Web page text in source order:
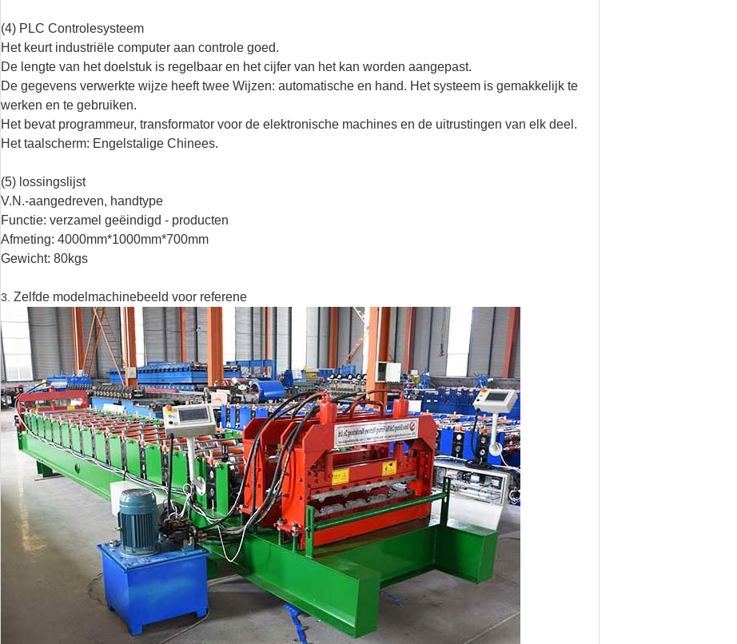
(4) PLC Controlesysteem
Het keurt industriële computer aan controle goed.
De lengte van het doelstuk is regelbaar en het cijfer van het kan worden aangepast.
De gegevens verwerkte wijze heeft twee Wijzen: automatische en hand. Het systeem is gemakkelijk te
werken en te gebruiken.
Het bevat programmeur, transformator voor de elektronische machines en de uitrustingen van elk deel.
Het taalscherm: Engelstalige Chinees.
(5) lossingslijst
V.N.-aangedreven, handtype
Functie: verzamel geëindigd - producten
Afmeting: 4000mm*1000mm*700mm
Gewicht: 80kgs
3. Zelfde modelmachinebeeld voor referene